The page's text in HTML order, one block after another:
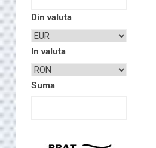
Din valuta
In valuta
Suma